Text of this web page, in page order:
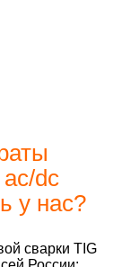
ac/dc
у нас?
сварки TIG